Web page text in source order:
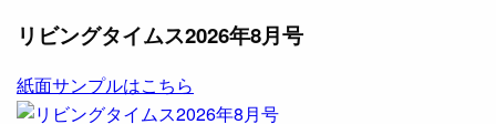
リビングタイムス2026年8月号
紙面サンプルはこちら